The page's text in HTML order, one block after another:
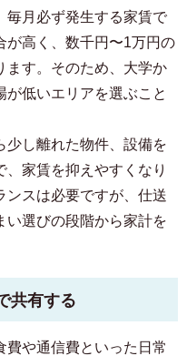
毎月必ず発生する家賃で
が高く、数千円〜1万円の
ます。そのため、大学か
が低いエリアを選ぶこと
少し離れた物件、設備を
家賃を抑えやすくなり
ンスは必要ですが、仕送
い選びの段階から家計を
共有する
費や通信費といった日常